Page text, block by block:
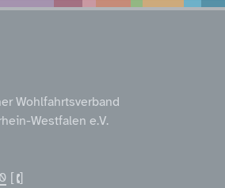
Wohlfahrtsverband
Westfalen e.V.